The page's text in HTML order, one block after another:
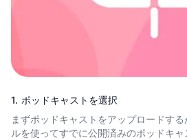
1. ポッドキャストを選択
まずポッドキャストをアップロードす
ルを使ってすでに公開済みのポッドキ